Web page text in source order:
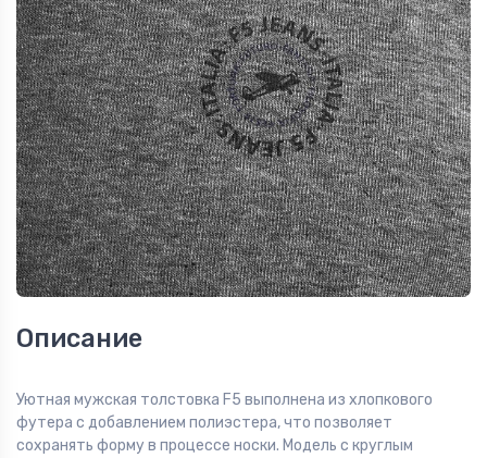
Описание
Уютная мужская толстовка F5 выполнена из хлопкового
футера с добавлением полиэстера, что позволяет
сохранять форму в процессе носки. Модель с круглым